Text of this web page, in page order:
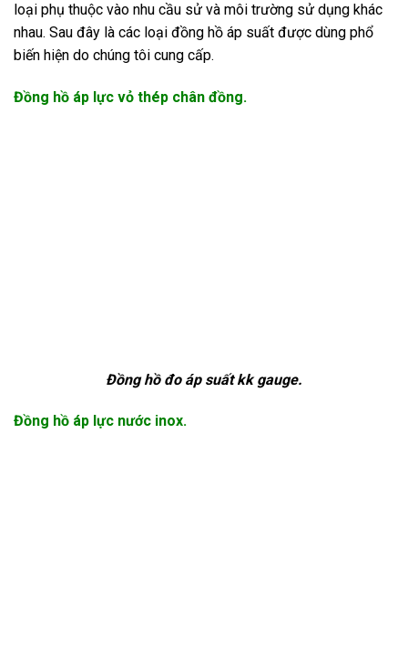
loại phụ thuộc vào nhu cầu sử và môi trường sử dụng khác
nhau. Sau đây là các loại đồng hồ áp suất được dùng phổ
biến hiện do chúng tôi cung cấp.
Đồng hồ áp lực vỏ thép chân đồng.
Đồng hồ đo áp suất kk gauge.
Đồng hồ áp lực nước inox.